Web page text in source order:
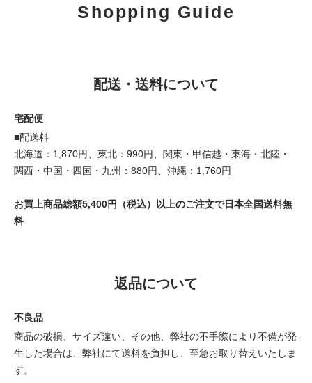
Shopping Guide
配送・送料について
宅配便
■配送料
北海道：1,870円、東北：990円、関東・甲信越・東海・北陸・
関西・中国・四国・九州：880円、沖縄：1,760円
お買上商品総額5,400円（税込）以上のご注文で日本全国送料無
料
返品について
不良品
商品の破損、サイズ違い、その他、弊社の不手際により不備が発
生した場合は、弊社にて送料を負担し、至急お取り替えいたしま
す。